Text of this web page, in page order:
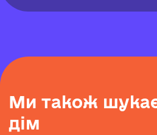
Ми також шука
дім